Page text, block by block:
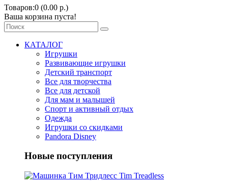
Товаров:0 (0.00 р.)
Ваша корзина пуста!
КАТАЛОГ
Игрушки
Развивающие игрушки
Детский транспорт
Все для творчества
Все для детской
Для мам и малышей
Спорт и активный отдых
Одежда
Игрушки со скидками
Pandora Disney
Новые поступления